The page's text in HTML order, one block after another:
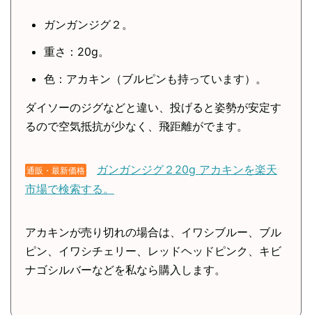
ガンガンジグ２。
重さ：20g。
色：アカキン（ブルピンも持っています）。
ダイソーのジグなどと違い、投げると姿勢が安定す
るので空気抵抗が少なく、飛距離がでます。
通販・最新価格
ガンガンジグ２20g アカキンを楽天
市場で検索する。
アカキンが売り切れの場合は、イワシブルー、ブル
ピン、イワシチェリー、レッドヘッドピンク、キビ
ナゴシルバーなどを私なら購入します。